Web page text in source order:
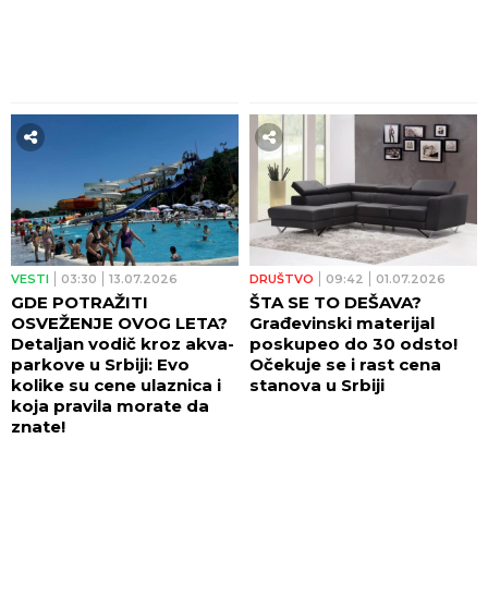
VESTI 03:30 13.07.2026
GDE POTRAŽITI
OSVEŽENJE OVOG LETA?
Detaljan vodič kroz akva-
parkove u Srbiji: Evo
kolike su cene ulaznica i
koja pravila morate da
znate!
DRUŠTVO 09:42 01.07.2026
ŠTA SE TO DEŠAVA?
Građevinski materijal
poskupeo do 30 odsto!
Očekuje se i rast cena
stanova u Srbiji